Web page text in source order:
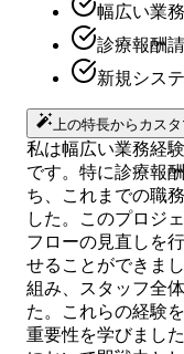
幅広い業
診療報酬
新規シス
上の特長からカス
私は幅広い業務経
です。特に診療報
ち、これまでの職
した。このプロジ
フローの見直しを
せることができま
組み、スタッフ全
た。これらの経験
重要性を学びまし